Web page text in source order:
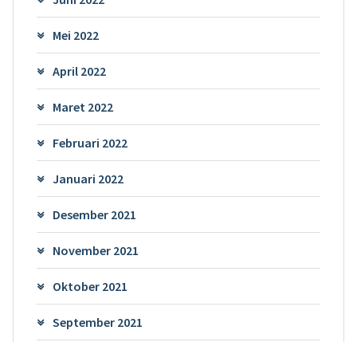
Mei 2022
April 2022
Maret 2022
Februari 2022
Januari 2022
Desember 2021
November 2021
Oktober 2021
September 2021